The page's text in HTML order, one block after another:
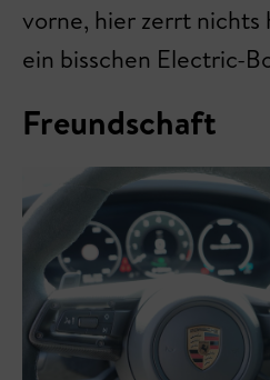
vorne, hier zerrt nichts
ein bisschen Electric-
Freundschaft